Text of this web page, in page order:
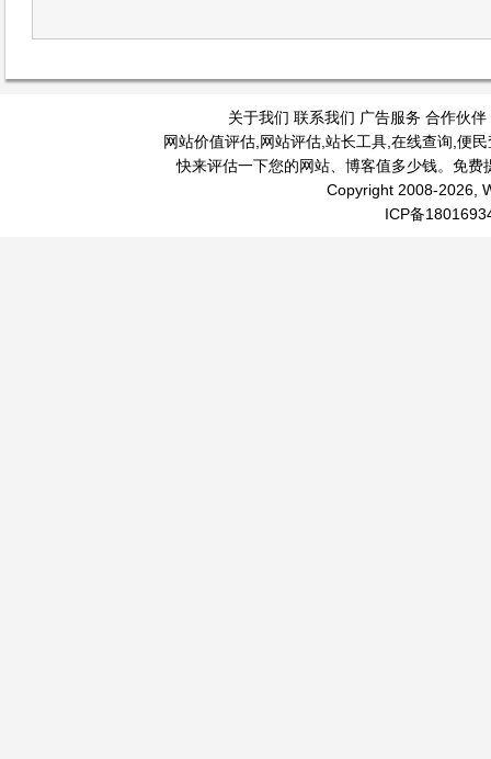
关于我们 联系我们 广告服务 合作伙伴
网站价值评估, 网站评估, 站长工具, 在线查询 便民
快来评估一下您的网站、博客值多少钱。免
Copyright 2008-2026,
ICP备